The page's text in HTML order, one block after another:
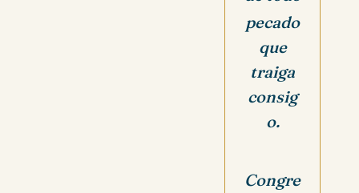
pecado
que
traiga
consig
o.
Congre